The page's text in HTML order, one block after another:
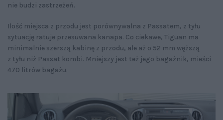
nie budzi zastrzeżeń.
Ilość miejsca z przodu jest porównywalna z Passatem, z tyłu
sytuację ratuje przesuwana kanapa. Co ciekawe, Tiguan ma
minimalnie szerszą kabinę z przodu, ale aż o 52 mm węższą
z tyłu niż Passat kombi. Mniejszy jest też jego bagażnik, mieści
470 litrów bagażu.